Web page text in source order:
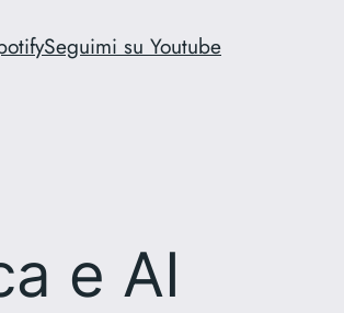
Seguimi su Youtube
e AI